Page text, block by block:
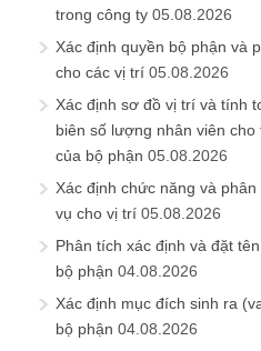
trong công ty 05.08.2026
Xác định quyền bộ phận và
cho các vị trí 05.08.2026
Xác định sơ đồ vị trí và tính
biên số lượng nhân viên
của bộ phận 05.08.2026
Xác định chức năng và phân
vụ cho vị trí 05.08.2026
Phân tích xác định và đặt
bộ phận 04.08.2026
Xác định mục đích sinh ra
bộ phận 04.08.2026